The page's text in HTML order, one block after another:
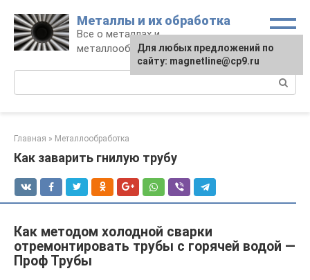
контенту
Металлы и их обработка
Все о металлах и
металлообработке
Главная » Металлообработка
Как заварить гнилую трубу
Как методом холодной сварки
отремонтировать трубы с горячей водой —
Проф Трубы
Для любых предложений по
сайту: magnetline@cp9.ru